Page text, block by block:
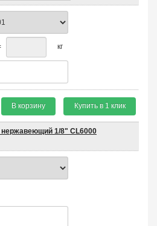
кг
В корзину Купить в 1 клик
1/8" CL6000